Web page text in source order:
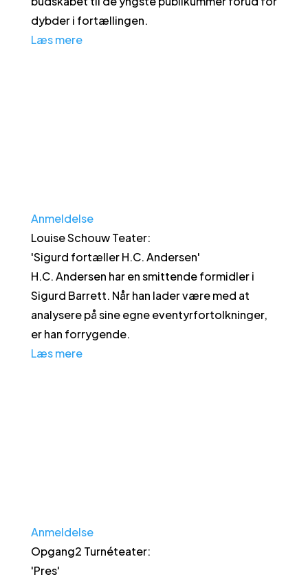
dybder i fortællingen.
Læs mere
Anmeldelse
Louise Schouw Teater:
'Sigurd fortæller H.C. Andersen'
H.C. Andersen har en smittende formidler i
Sigurd Barrett. Når han lader være med at
analysere på sine egne eventyrfortolkninger,
er han forrygende.
Læs mere
Anmeldelse
Opgang2 Turnéteater:
'Pres'